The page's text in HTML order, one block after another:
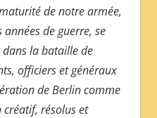
de notre armée,
de guerre, se
la bataille de
officiers et généraux
de Berlin comme
créatif, résolus et